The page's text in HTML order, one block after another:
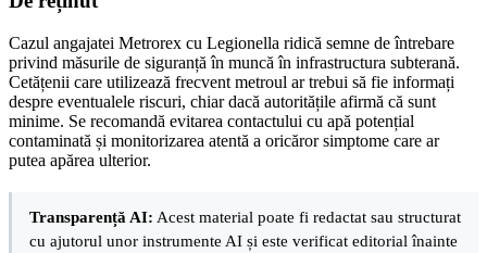
Cazul angajatei Metrorex cu Legionella ridică semne de întrebare
privind măsurile de siguranță în muncă în infrastructura subterană.
Cetățenii care utilizează frecvent metroul ar trebui să fie informați
despre eventualele riscuri, chiar dacă autoritățile afirmă că sunt
minime. Se recomandă evitarea contactului cu apă potențial
contaminată și monitorizarea atentă a oricăror simptome care ar
putea apărea ulterior.
Transparență AI: Acest material poate fi redactat sau structurat
cu ajutorul unor instrumente AI și este verificat editorial înainte